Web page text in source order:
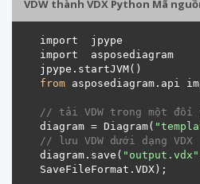
VDW thành VDX Python Mã
from
// tải VDW trong một đối
diagram = Diagram(
// lưu VDW dưới dạng VDX
diagram.save( "output.vdx"